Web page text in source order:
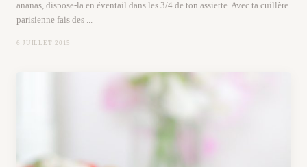
ananas, dispose-la en éventail dans les 3/4 de ton assiette. Avec ta cuillère
parisienne fais des ...
6 JUILLET 2015